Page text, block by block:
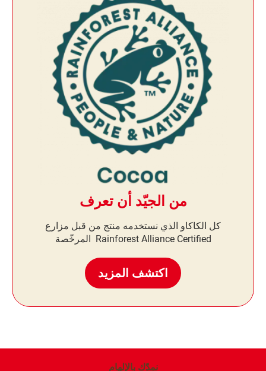
من الجيّد أن تعرف
كل الكاكاو الذي نستخدمه منتج من قبل مزارع
Rainforest Alliance Certified المرخّصة
اكتشف المزيد
نمدّك بالإلهام